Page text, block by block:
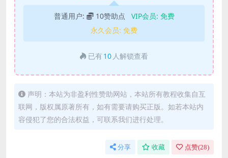
普通用户: 10赞助点 VIP会员: 免费
永久会员: 免费
已有 10 人解锁查看
声明：本站为非盈利性赞助网站，本站所有教程收集自互
联网，版权属原著所有，如有需要请购买正版。如若本站内
容侵犯了您的合法权益，可联系我们进行处理。
分享 收藏 点赞(28)